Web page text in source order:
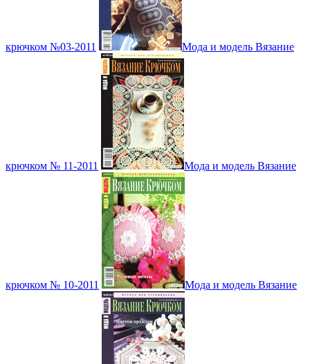
крючком №03-2011 Мода и модель Вязание
крючком № 11-2011 Мода и модель Вязание
крючком № 10-2011 Мода и модель Вязание